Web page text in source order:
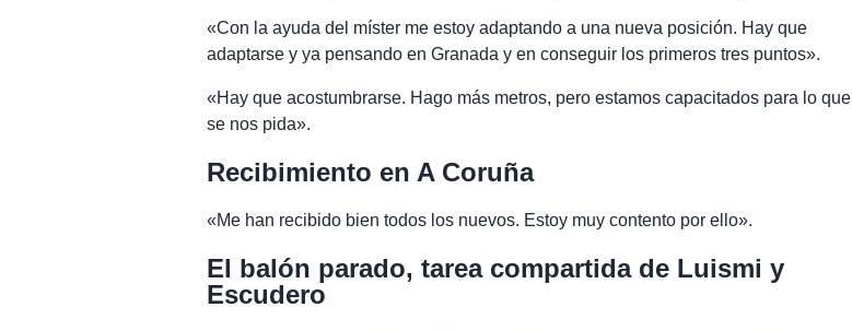
«Con la ayuda del míster me estoy adaptando a una nueva posición. Hay que
adaptarse y ya pensando en Granada y en conseguir los primeros tres puntos».
«Hay que acostumbrarse. Hago más metros, pero estamos capacitados para lo que
se nos pida».
Recibimiento en A Coruña
«Me han recibido bien todos los nuevos. Estoy muy contento por ello».
El balón parado, tarea compartida de Luismi y
Escudero